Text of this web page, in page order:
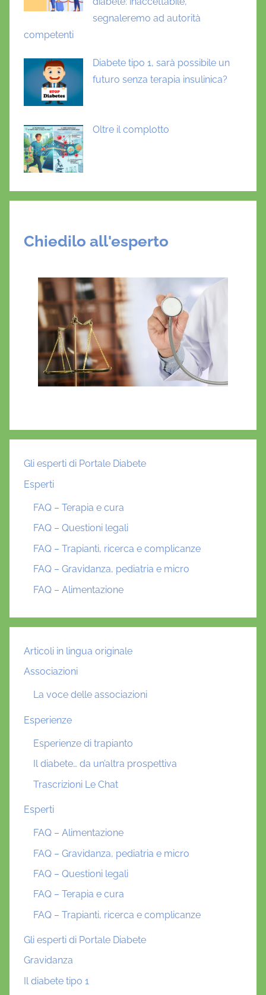
segnaleremo ad autorità
competenti
Diabete tipo 1, sarà possibile un
futuro senza terapia insulinica?
Oltre il complotto
Chiedilo all'esperto
Gli esperti di Portale Diabete
Esperti
FAQ – Terapia e cura
FAQ – Questioni legali
FAQ – Trapianti, ricerca e complicanze
FAQ – Gravidanza, pediatria e micro
FAQ – Alimentazione
Articoli in lingua originale
Associazioni
La voce delle associazioni
Esperienze
Esperienze di trapianto
Il diabete… da un’altra prospettiva
Trascrizioni Le Chat
Esperti
FAQ – Alimentazione
FAQ – Gravidanza, pediatria e micro
FAQ – Questioni legali
FAQ – Terapia e cura
FAQ – Trapianti, ricerca e complicanze
Gli esperti di Portale Diabete
Gravidanza
Il diabete tipo 1